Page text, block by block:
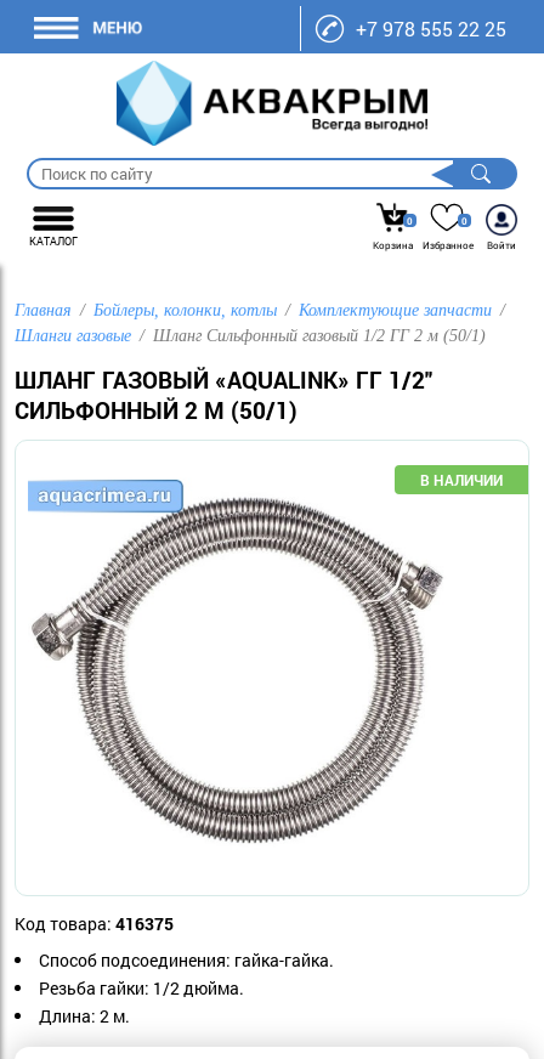
+7 978 555 22 25
КАТАЛОГ
0
Корзина
0
Избранное
Войти
Главная Бойлеры, колонки, котлы
Комплектующие запчасти
Шланги газовые
Шланг Сильфонный газовый 1/2 ГГ 2 м (50/1)
ШЛАНГ ГАЗОВЫЙ «AQUALINK» ГГ 1/2"
СИЛЬФОННЫЙ 2 М (50/1)
Код товара: 416375
Способ подсоединения: гайка-гайка.
Резьба гайки: 1/2 дюйма.
Длина: 2 м.